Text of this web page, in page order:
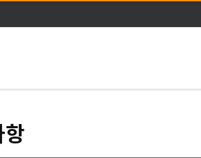
주메뉴 바로가기
본문 바로가기